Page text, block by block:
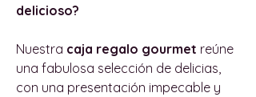
delicioso?
Nuestra caja regalo gourmet reúne
una fabulosa selección de delicias,
con una presentación impecable y